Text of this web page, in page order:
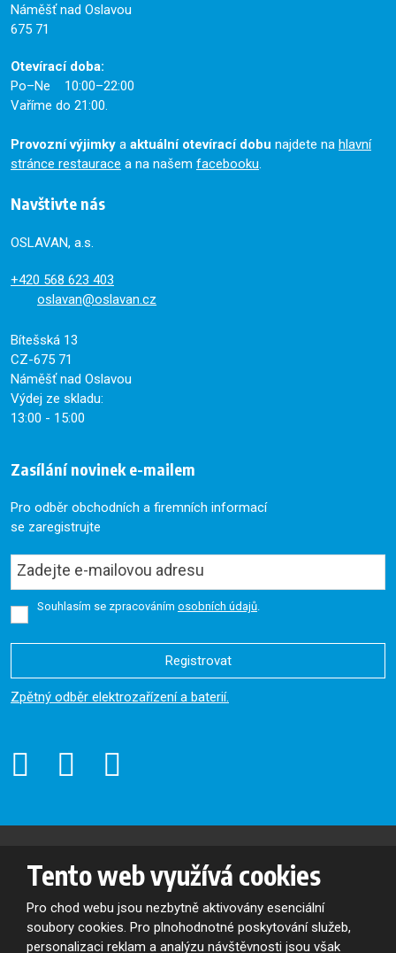
Náměšť nad Oslavou
675 71
Otevírací doba:
Po–Ne 10:00–22:00
Vaříme do 21:00.
Provozní výjimky a aktuální otevírací dobu najdete na hlavní
stránce restaurace a na našem facebooku.
Navštivte nás
OSLAVAN, a.s.
+420 568 623 403
oslavan@oslavan.cz
Bítešská 13
CZ-675 71
Náměšť nad Oslavou
Výdej ze skladu:
13:00 - 15:00
Zasílání novinek e-mailem
Pro odběr obchodních a firemních informací
se zaregistrujte
Souhlasím se zpracováním osobních údajů
Registrovat
Formulář
odeslat.
Zpětný odběr elektrozařízení a baterií.
Mapa stránek
|Podmínky použití
VYROBILA
Tento web využívá cookies
Pro chod webu jsou nezbytně aktivovány esenciální
soubory cookies. Pro plnohodnotné poskytování služeb,
personalizaci reklam a analýzu návštěvnosti jsou však